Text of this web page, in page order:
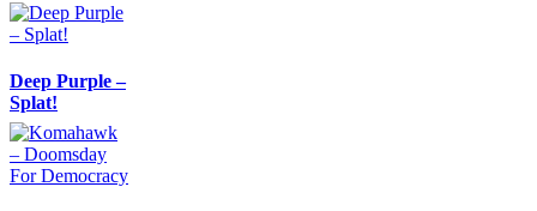
Deep Purple –
Splat!